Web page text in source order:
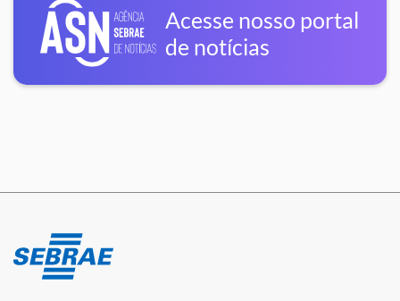
Acesse nosso portal
de notícias